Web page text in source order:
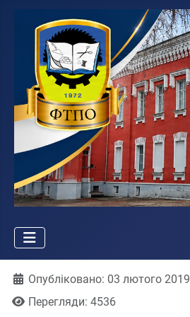
ДеталіОпубліковано: 03 лютого 2019
Перегляди: 4536